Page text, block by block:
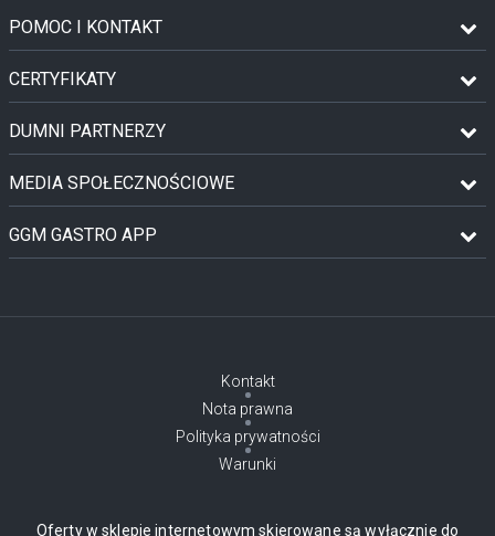
POMOC I KONTAKT
CERTYFIKATY
DUMNI PARTNERZY
MEDIA SPOŁECZNOŚCIOWE
GGM GASTRO APP
Kontakt
Nota prawna
Polityka prywatności
Warunki
Oferty w sklepie internetowym skierowane są wyłącznie do